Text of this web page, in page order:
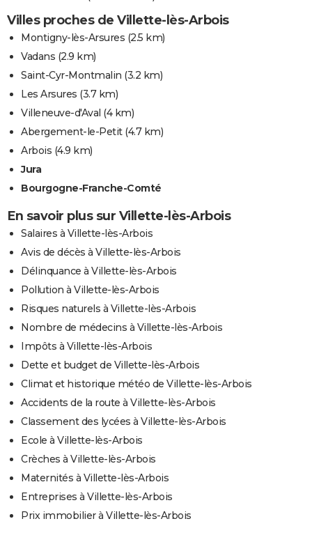
Villes proches de Villette-lès-Arbois
Montigny-lès-Arsures (2.5 km)
Vadans (2.9 km)
Saint-Cyr-Montmalin (3.2 km)
Les Arsures (3.7 km)
Villeneuve-d'Aval (4 km)
Abergement-le-Petit(4.7 km)
Arbois (4.9 km)
Jura
Bourgogne-Franche-Comté
En savoir plus sur Villette-lès-Arbois
Salaires à Villette-lès-Arbois
Avis de décès à Villette-lès-Arbois
Délinquance à Villette-lès-Arbois
Pollution à Villette-lès-Arbois
Risques naturels à Villette-lès-Arbois
Nombre de médecins à Villette-lès-Arbois
Impôts à Villette-lès-Arbois
Dette et budget de Villette-lès-Arbois
Climat et historique météo de Villette-lès-Arbois
Accidents de la route à Villette-lès-Arbois
Classement des lycées à Villette-lès-Arbois
Ecole à Villette-lès-Arbois
Crèches à Villette-lès-Arbois
Maternités à Villette-lès-Arbois
Entreprises à Villette-lès-Arbois
Prix immobilier à Villette-lès-Arbois